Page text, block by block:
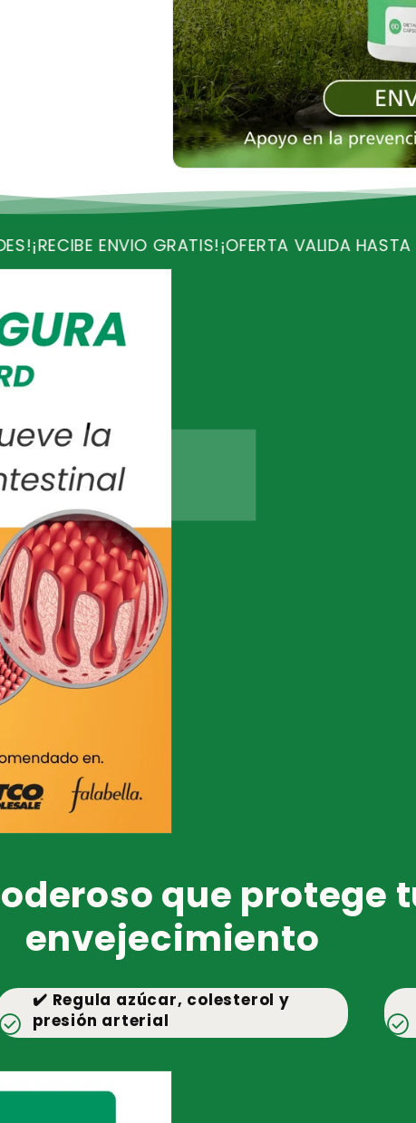
GRATIS!¡OFERTA VALIDA HASTA HOY!¡QUEDAN
que protege
envejecimiento
✔️ Regula azúcar, colesterol y
presión arterial
check_circle